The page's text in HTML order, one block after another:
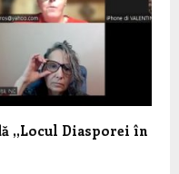
,,Locul Diasporei în